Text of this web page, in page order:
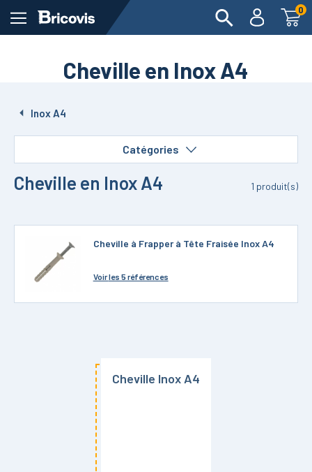
0
Cheville en Inox A4
Inox A4
Catégories
Cheville en Inox A4 1 produit(s)
Cheville à Frapper à Tête Fraisée Inox A4
Voirles 5 références
Cheville Inox A4